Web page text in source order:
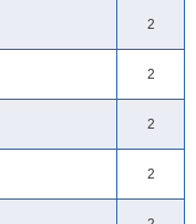
2
2
2
2